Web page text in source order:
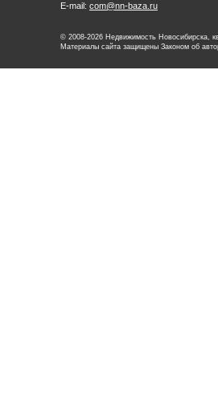
E-mail: com@nn-baza.ru
© 2008-2026 Недвижимость Новосибирска,
Материалы сайта защищены Законом об